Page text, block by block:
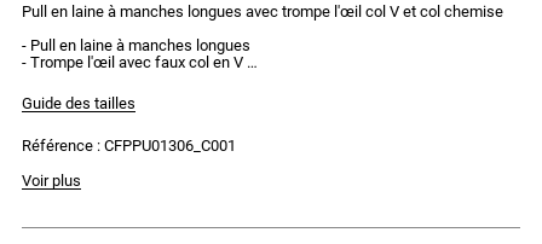
Pull en laine à manches longues avec trompe l'œil col V et col chemise
- Pull en laine à manches longues
- Trompe l'œil avec faux col en V
- Bords côtes aux poignets et à la taille
- Coupe normale
Guide des tailles
Référence : CFPPU01306_C001
La mannequin mesure 1m79 et porte une taille T0
Voir plus